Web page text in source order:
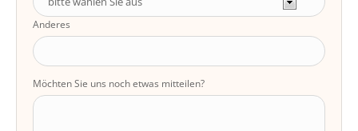
Anderes
Möchten Sie uns noch etwas mitteilen?